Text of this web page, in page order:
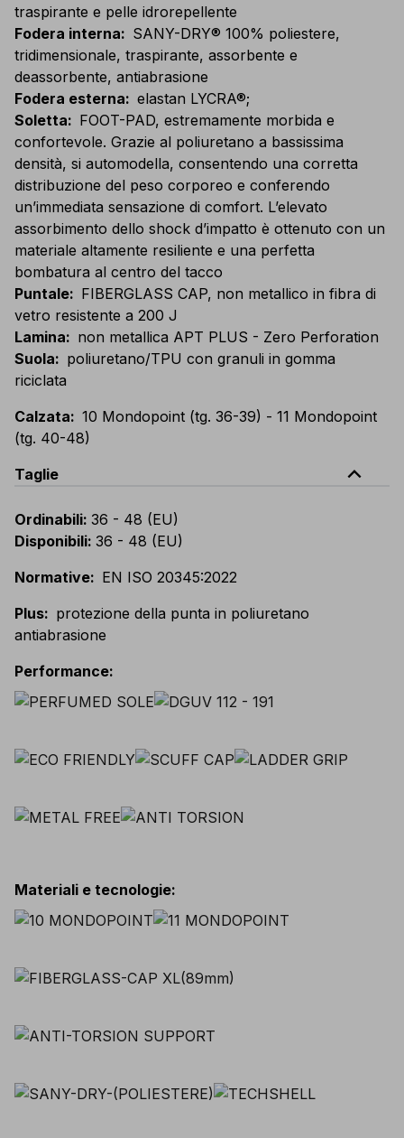
traspirante e pelle idrorepellente
Fodera interna: SANY-DRY® 100% poliestere,
tridimensionale, traspirante, assorbente e
deassorbente, antiabrasione
Fodera esterna: elastan LYCRA®;
Soletta: FOOT-PAD, estremamente morbida e
confortevole. Grazie al poliuretano a bassissima
densità, si automodella, consentendo una corretta
distribuzione del peso corporeo e conferendo
un’immediata sensazione di comfort. L’elevato
assorbimento dello shock d’impatto è ottenuto con un
materiale altamente resiliente e una perfetta
bombatura al centro del tacco
Puntale: FIBERGLASS CAP, non metallico in fibra di
vetro resistente a 200 J
Lamina: non metallica APT PLUS - Zero Perforation
Suola: poliuretano/TPU con granuli in gomma
riciclata
Calzata: 10 Mondopoint (tg. 36-39) - 11 Mondopoint
(tg. 40-48)
Taglie
expand_less
Ordinabili: 36 - 48 (EU)
Disponibili: 36 - 48 (EU)
Normative: EN ISO 20345:2022
Plus: protezione della punta in poliuretano
antiabrasione
Performance:
Materiali e tecnologie: